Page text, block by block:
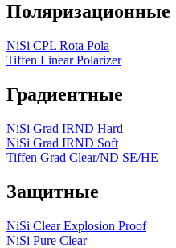
Поляризационные
NiSi CPL Rota Pola
Tiffen Linear Polarizer
Градиентные
NiSi Grad IRND Hard
NiSi Grad IRND Soft
Tiffen Grad Clear/ND SE/HE
Защитные
NiSi Clear Explosion Proof
NiSi Pure Clear